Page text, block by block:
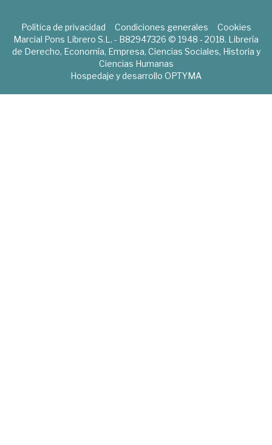
Política de privacidad Condiciones generales
Cookies
Marcial Pons Librero S.L. - B82947326 © 1948 - 2018. Librería
de Derecho, Economía, Empresa, Ciencias Sociales, Historia y
Ciencias Humanas
Hospedaje y desarrollo OPTYMA